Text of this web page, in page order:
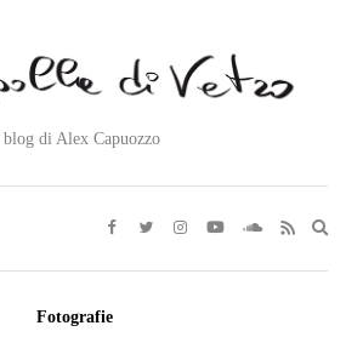
di Alex Capuozzo
Fotografie